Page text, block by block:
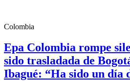
Colombia
Epa Colombia rompe
sido trasladada de
Ibagué: “Ha sido un día